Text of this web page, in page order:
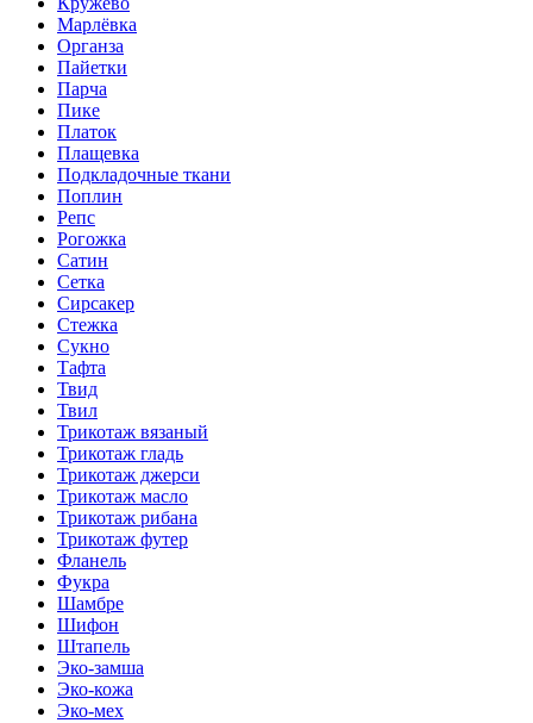
Марлёвка
Органза
Пайетки
Парча
Пике
Платок
Плащевка
Подкладочные ткани
Поплин
Репс
Рогожка
Сатин
Сетка
Сирсакер
Стежка
Сукно
Тафта
Твид
Твил
Трикотаж вязаный
Трикотаж гладь
Трикотаж джерси
Трикотаж масло
Трикотаж рибана
Трикотаж футер
Фланель
Фукра
Шамбре
Шифон
Штапель
Эко-замша
Эко-кожа
Эко-мех